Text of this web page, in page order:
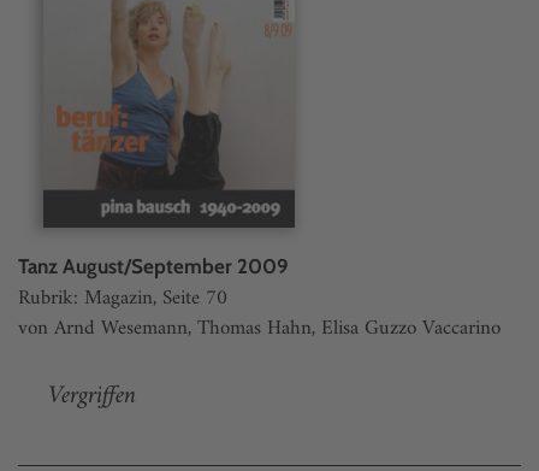
Tanz August/September 2009
Rubrik: Magazin, Seite 70
von Arnd Wesemann, Thomas Hahn, Elisa Guzzo Vaccarino
Vergriffen